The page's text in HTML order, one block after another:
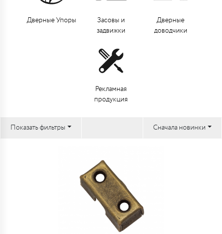
Дверные Упоры
Засовы и
задвижки
Дверные
доводчики
Рекламная
продукция
Показать фильтры Сначала новинки